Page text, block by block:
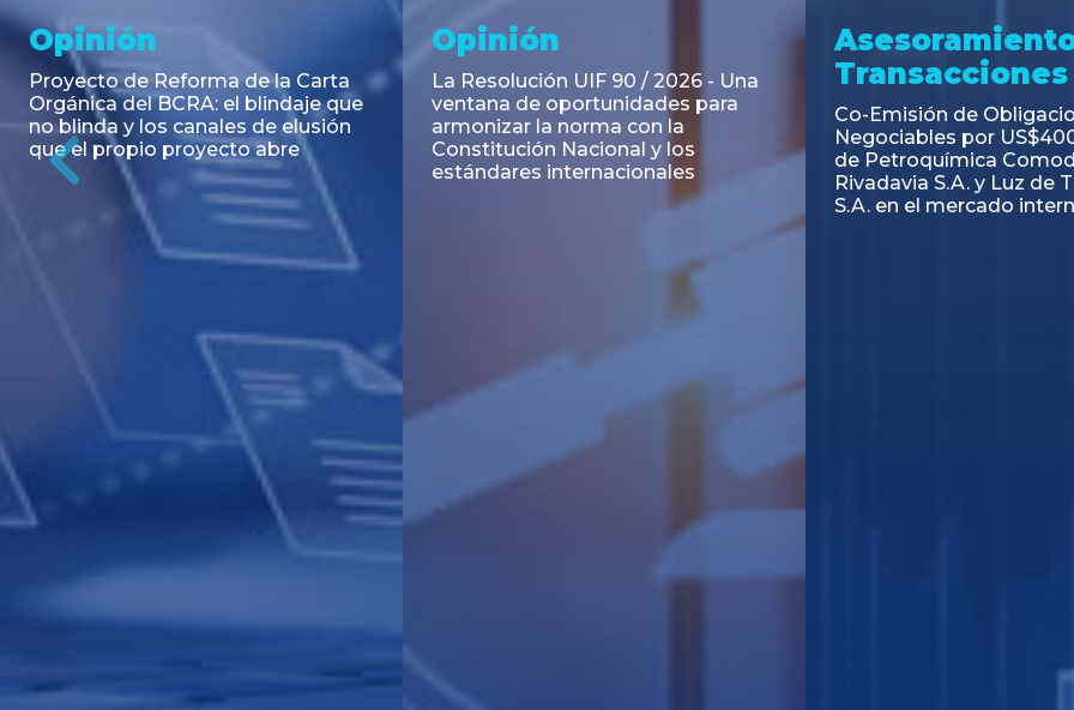
Noticia
RESOLUCIÓN 271/2026 de la
SECRETARIA DE COORDINACIÓN
DE PRODUCCIÓN: Actualización y
unificación de las advertencias
obligatorias en la publicidad de
juegos y apuestas en...
Asesoramiento y
Transacciones
Emisión de Obligaciones
Negociables Clase E de Central
Puerto S.A. por un Valor Nominal
de U$S 98.897.303
Transacciones
PAGBAM asesoró a
autorización para la
de los Certificados de
del Fideicomiso
Inmobiliario "Espacio
Previous